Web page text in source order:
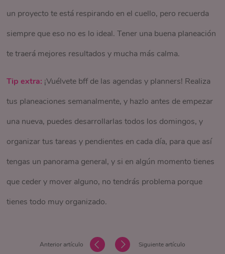
un proyecto te está respirando en el cuello, pero recuerda
siempre que eso no es lo ideal. Tener una buena planeación
te traerá mejores resultados y mucha más calma.
Tip extra: ¡Vuélvete bff de las agendas y planners! Realiza
tus planeaciones semanalmente, y hazlo antes de empezar
una nueva, puedes desarrollarlas todos los domingos, y
organizar tus tareas y pendientes en cada día, para que así
tengas un panorama general, y si en algún momento tienes
que ceder y mover alguno, no tendrás problema porque
tienes todo muy organizado.
Anterior artículo Siguiente artículo